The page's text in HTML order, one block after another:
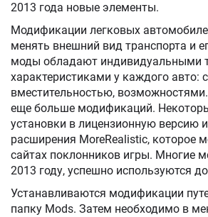
2013 года новые элементы.
Модификации легковых
менять внешний вид транспорта и
моды обладают индивидуальными
характеристиками у каждого авто:
вместительностью,
еще больше модификаций.
установки в лицензионную версию
расширения MoreRealistic, которое
сайтах поклонников игры. Многие
2013 году, успешно используются
Устанавливаются модификации
папку Mods. Затем необходимо в